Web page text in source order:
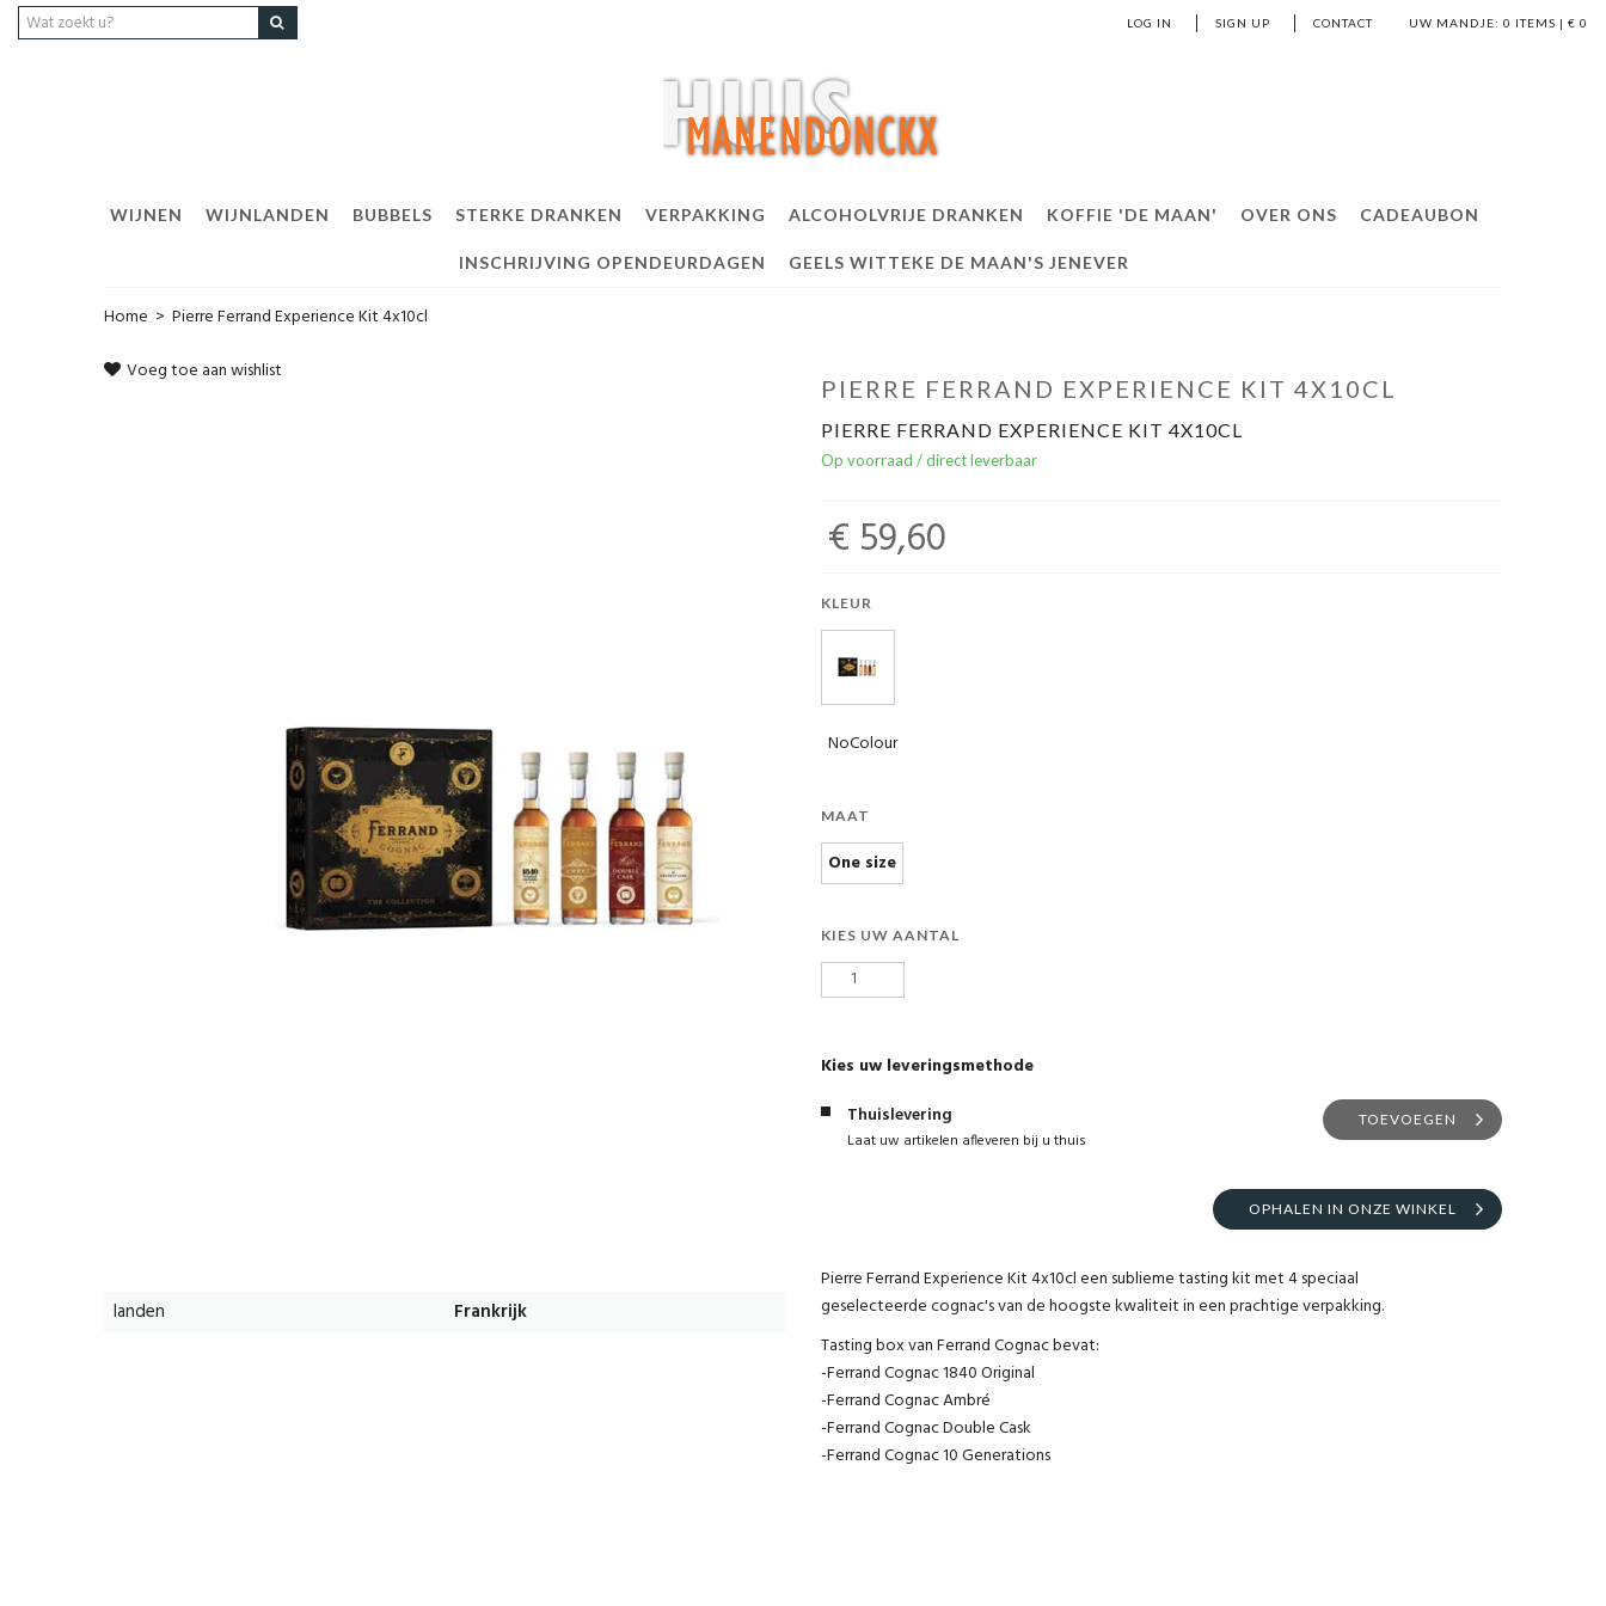
UW MANDJE: 0 ITEMS | € 0
LOG IN SIGN UP CONTACT
WIJNEN WIJNLANDEN BUBBELS STERKE DRANKEN VERPAKKING ALCOHOLVRIJE DRANKEN KOFFIE 'DE MAAN' OVER ONS CADEAUBON
INSCHRIJVING OPENDEURDAGEN GEELS WITTEKE DE MAAN'S JENEVER
Home > Pierre Ferrand Experience Kit 4x10cl
Voeg toe aan wishlist
landen Frankrijk
PIERRE FERRAND EXPERIENCE KIT 4X10CL
PIERRE FERRAND EXPERIENCE KIT 4X10CL
Op voorraad / direct leverbaar
€ 59,60
KLEUR
NoColour
MAAT
One size
KIES UW AANTAL
Kies uw leveringsmethode
Thuislevering
Laat uw artikelen afleveren bij u thuis
TOEVOEGEN
OPHALEN IN ONZE WINKEL
Pierre Ferrand Experience Kit 4x10cl een sublieme tasting kit met 4 speciaal
geselecteerde cognac's van de hoogste kwaliteit in een prachtige verpakking.
Tasting box van Ferrand Cognac bevat:
-Ferrand Cognac 1840 Original
-Ferrand Cognac Ambré
-Ferrand Cognac Double Cask
-Ferrand Cognac 10 Generations